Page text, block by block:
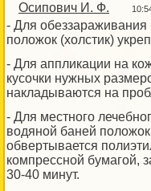
Осипович И. Ф.
- Для обеззараживания
положок (холстик)
- Для аппликации на
кусочки нужных
накладываются на
- Для местного
водяной баней
обвертывается
компрессной бумагой,
30-40 минут.